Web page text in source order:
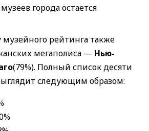
города остается
рейтинга также
мегаполиса — Нью-
(79%). Полный список десяти
следующим образом: